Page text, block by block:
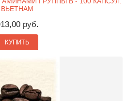
ВЬЕТНАМ
руб.
КУПИТЬ